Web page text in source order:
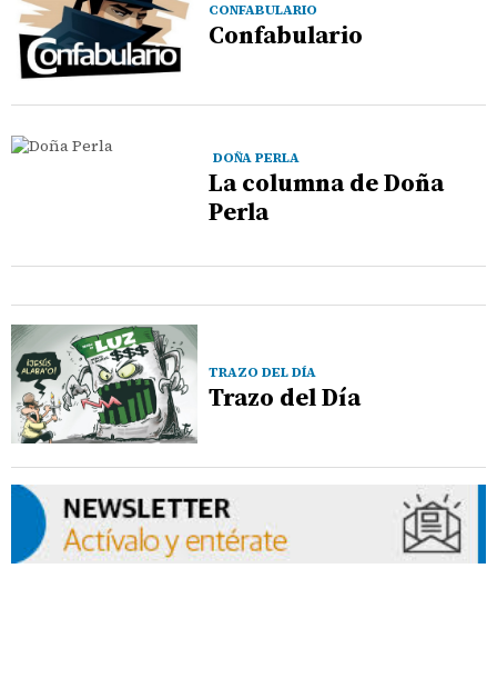
CONFABULARIO
Confabulario
DOÑA PERLA
La columna de Doña
Perla
TRAZO DEL DÍA
Trazo del Día